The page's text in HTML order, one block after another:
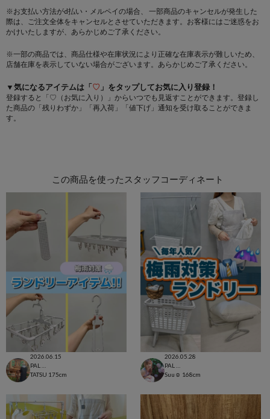
※お支払い方法がd払い・メルペイの場合、 一部商品のキャンセルが発生した
際は、ご注文全体をキャンセルとさせていただきます。お客様にはご迷惑をお
かけいたしますが、あらかじめご了承ください。
※一部の商品では、商品仕様や在庫状況により正確な在庫表示が難しいため、
店舗在庫を表示していない場合がございます。あらかじめご了承ください。
▼気になるアイテムは「♡ 」をタップしてお気に入り登録！
登録すると「♡（お気に入り）」からいつでも見返すことができます。登録し
た商品の「残りわずか」「再入荷」「値下げ」通知を受け取ることができま
す。
この商品を使ったスタッフコーディネート
2026.06.15
TATSU 175cm
2026.05.28
Suu☺︎ 168cm